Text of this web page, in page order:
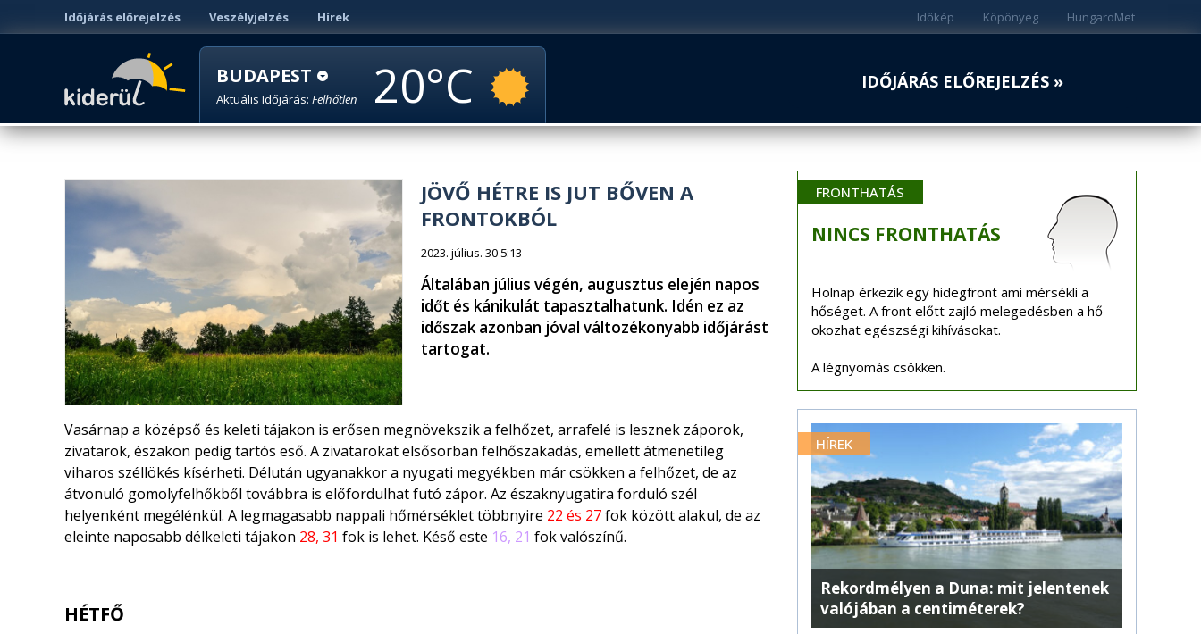
Időjárás előrejelzés Veszélyjelzés Hírek HungaroMet
Köpönyeg
Időkép
BUDAPEST
Aktuális Időjárás: Felhőtlen 20 IDŐJÁRÁS ELŐREJELZÉS »
JÖVŐ HÉTRE IS JUT BŐVEN A
FRONTOKBÓL
2023. július. 30 5:13
Általában július végén, augusztus elején napos
időt és kánikulát tapasztalhatunk. Idén ez az
időszak azonban jóval változékonyabb időjárást
tartogat.
Vasárnap a középső és keleti tájakon is erősen megnövekszik a felhőzet, arrafelé is lesznek záporok,
zivatarok, északon pedig tartós eső. A zivatarokat elsősorban felhőszakadás, emellett átmenetileg
viharos széllökés kísérheti. Délután ugyanakkor a nyugati megyékben már csökken a felhőzet, de az
átvonuló gomolyfelhőkből továbbra is előfordulhat futó zápor. Az északnyugatira forduló szél
helyenként megélénkül. A legmagasabb nappali hőmérséklet többnyire 22 és 27fok között alakul, de az
eleinte naposabb délkeleti tájakon 28, 31 fok is lehet. Késő este 16, 21 fok valószínű.
HÉTFŐ
FRONTHATÁS
NINCS FRONTHATÁS
Holnap érkezik egy hidegfront ami mérsékli a
hőséget. A front előtt zajló melegedésben a hő
okozhat egészségi kihívásokat.
A légnyomás csökken.
HÍREK
Rekordmélyen a Duna: mit jelentenek
valójában a centiméterek?